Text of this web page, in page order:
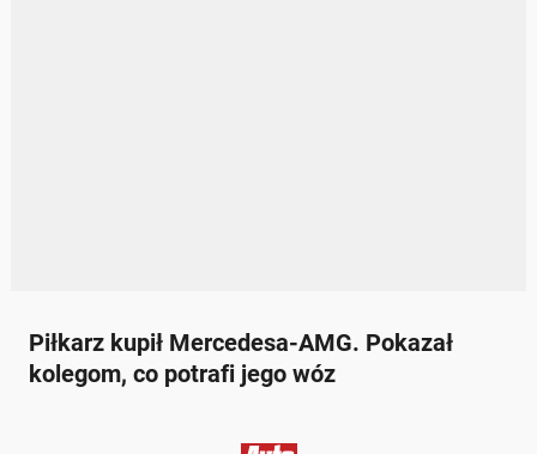
Piłkarz kupił Mercedesa-AMG. Pokazał
kolegom, co potrafi jego wóz